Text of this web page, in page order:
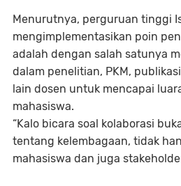
Menurutnya, perguruan tinggi
mengimplementasikan poin
adalah dengan salah satunya
dalam penelitian, PKM,
lain dosen untuk mencapai
mahasiswa.
“Kalo bicara soal kolaborasi
tentang kelembagaan, tidak
mahasiswa dan juga